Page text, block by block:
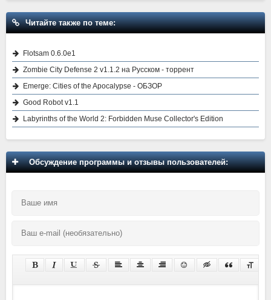
Читайте также по теме:
Flotsam 0.6.0e1
Zombie City Defense 2 v1.1.2 на Русском - торрент
Emerge: Cities of the Apocalypse - ОБЗОР
Good Robot v1.1
Labyrinths of the World 2: Forbidden Muse Collector's Edition
Обсуждение программы и отзывы пользователей: